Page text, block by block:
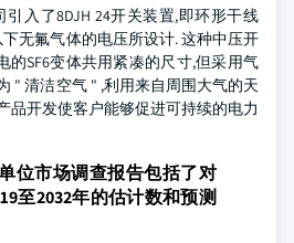
引入了8DJH 24开关装置,即环形干线
下无氟气体的电压所设计. 这种中压开
的SF6变体共用紧凑的尺寸,但采用气
" 清洁空气 " ,利用来自周围大气的天
品开发使客户能够促进可持续的电力
位市场调查报告包括了对
至2032年的估计数和预测